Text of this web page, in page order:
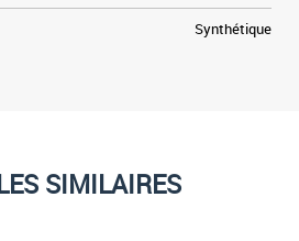
Synthétique
SIMILAIRES